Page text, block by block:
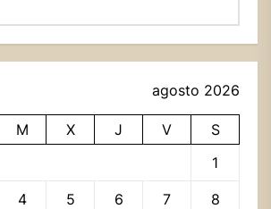
agosto 2026
M X J V
S
1
4 5 6 7 8